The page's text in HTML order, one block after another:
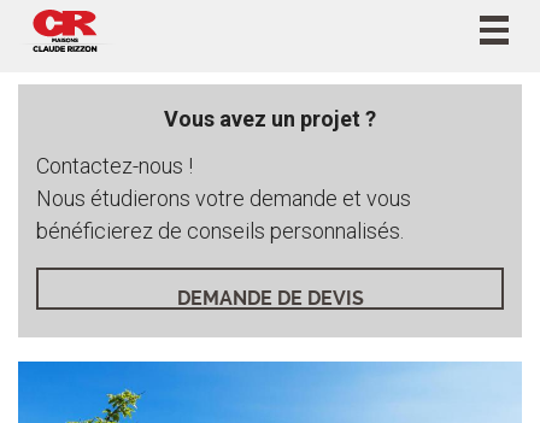
Vous avez un projet ?
Contactez-nous !
Nous étudierons votre demande et vous
bénéficierez de conseils personnalisés.
DEMANDE DE DEVIS